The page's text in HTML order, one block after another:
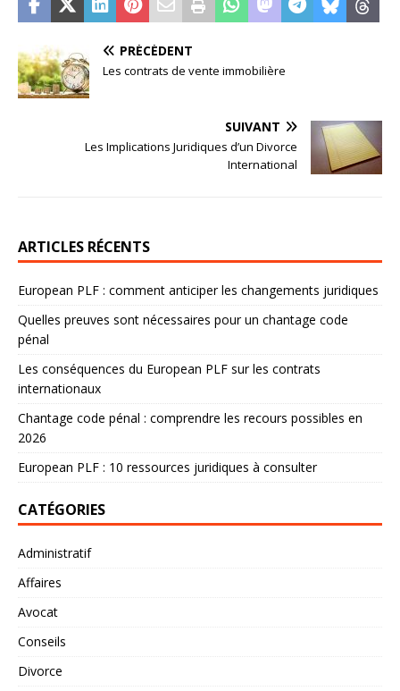
PRÉCÉDENT
Les contrats de vente immobilière
SUIVANT
Les Implications Juridiques d’un Divorce
International
ARTICLES RÉCENTS
European PLF : comment anticiper les changements juridiques
Quelles preuves sont nécessaires pour un chantage code
pénal
Les conséquences du European PLF sur les contrats
internationaux
Chantage code pénal : comprendre les recours possibles en
2026
European PLF : 10 ressources juridiques à consulter
CATÉGORIES
Administratif
Affaires
Avocat
Conseils
Divorce